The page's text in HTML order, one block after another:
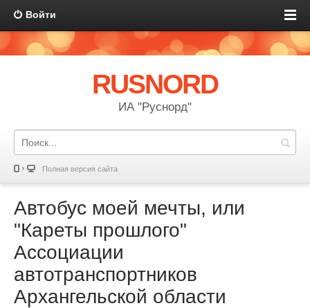
Войти
RUSNORD
ИА "Руснорд"
Полная версия сайта
Автобус моей мечты, или
"Кареты прошлого"
Ассоциации
автотранспортников
Архангельской области